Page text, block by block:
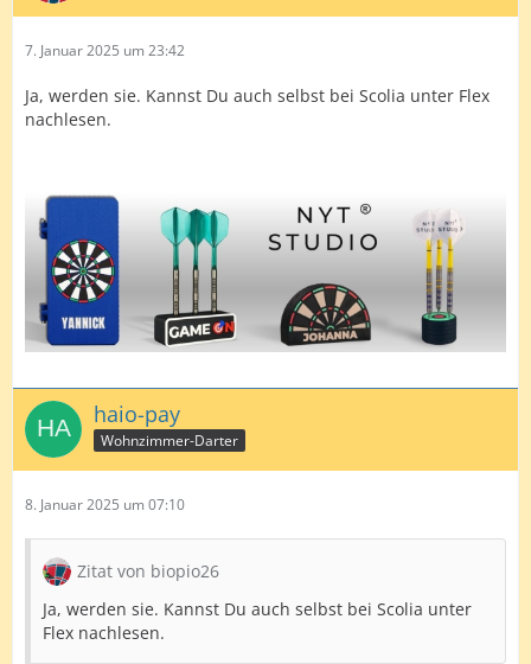
7. Januar 2025 um 23:42
Ja, werden sie. Kannst Du auch selbst bei Scolia unter Flex
nachlesen.
haio-pay
Wohnzimmer-Darter
8. Januar 2025 um 07:10
Zitat von biopio26
Ja, werden sie. Kannst Du auch selbst bei Scolia unter
Flex nachlesen.